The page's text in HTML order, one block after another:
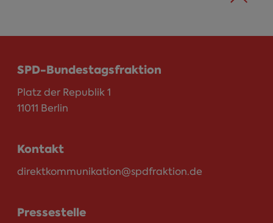
SPD-Bundestagsfraktion
Platz der Republik 1
11011 Berlin
Kontakt
direktkommunikation@spdfraktion.de
Pressestelle